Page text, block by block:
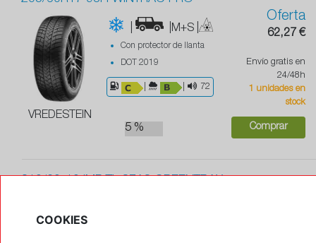
VREDESTEIN
| |M+S |
Con protector de llanta
DOT 2019
72
5 %
Oferta
62,27 €
Envío gratis en
24/48h
1 unidades en
stock
Comprar
210/60-10 IMP TL 87A8 GREENTRAX
COOKIES